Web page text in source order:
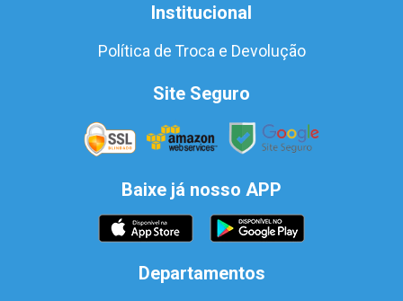
Institucional
Política de Troca e Devolução
Site Seguro
Baixe já nosso APP
Departamentos